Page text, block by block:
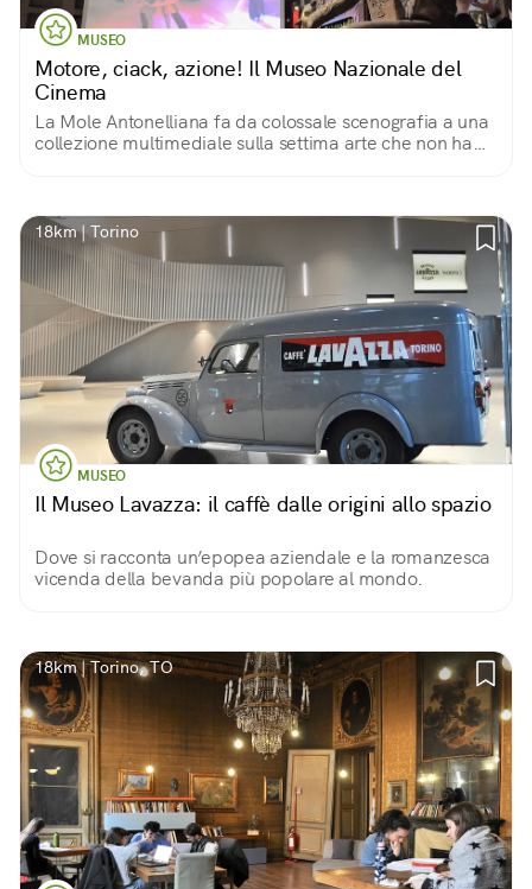
MUSEO
Motore, ciack, azione! Il Museo Nazionale del
Cinema
La Mole Antonelliana fa da colossale scenografia a una
collezione multimediale sulla settima arte che non ha
18km | Torino
MUSEO
Il Museo Lavazza: il caffè dalle origini allo spazio
Dove si racconta un’epopea aziendale e la romanzesca
vicenda della bevanda più popolare al mondo.
18km | Torino, TO